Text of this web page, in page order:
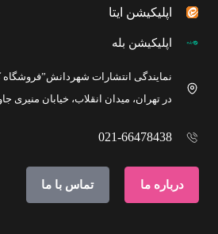
اپلیکیشن ایتا
اپلیکیشن بله
نمایندگی انتشارات
در تهران، میدان انقلاب، خیابان منیری
021-66478438
درباره ما تماس با ما